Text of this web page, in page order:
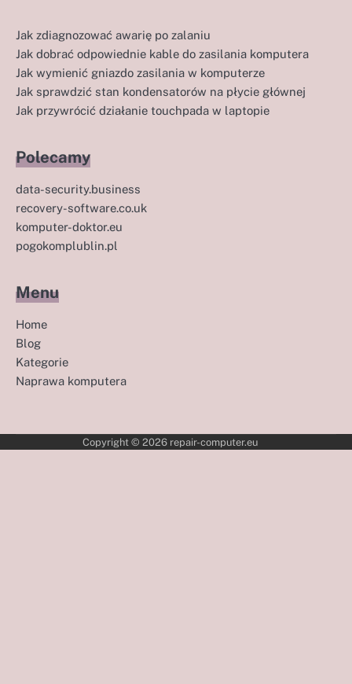
Jak zdiagnozować awarię po zalaniu
Jak dobrać odpowiednie kable do zasilania komputera
Jak wymienić gniazdo zasilania w komputerze
Jak sprawdzić stan kondensatorów na płycie głównej
Jak przywrócić działanie touchpada w laptopie
Polecamy
data-security.business
recovery-software.co.uk
komputer-doktor.eu
pogokomplublin.pl
Menu
Home
Blog
Kategorie
Naprawa komputera
Copyright © 2026 repair-computer.eu